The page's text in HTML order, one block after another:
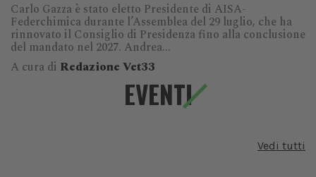
Carlo Gazza è stato eletto Presidente di AISA-
Federchimica durante l’Assemblea del 29 luglio, che ha
rinnovato il Consiglio di Presidenza fino alla conclusione
del mandato nel 2027. Andrea...
A cura di Redazione Vet33
EVENTI
Vedi tutti